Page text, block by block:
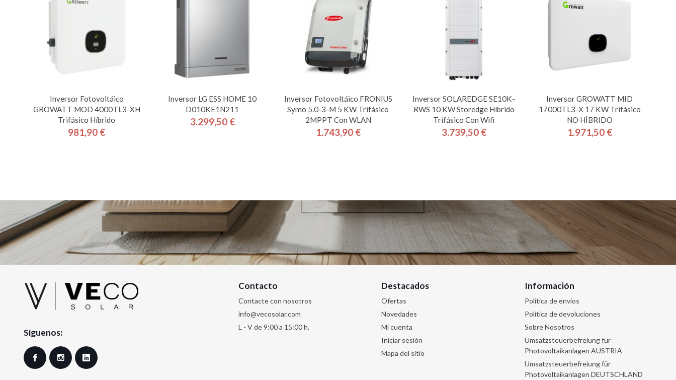
Inversor Fotovoltáico
GROWATT MOD 4000TL3-XH
Trifásico Híbrido
Precio
981,90 €
Inversor LG ESS HOME 10
D010KE1N211
Precio
3.299,50 €
Inversor Fotovoltáico FRONIUS
Symo 5.0-3-M 5 KW Trifásico
2MPPT Con WLAN
Precio
1.743,90 €
Inversor SOLAREDGE SE10K-
RWS 10 KW Storedge Híbrido
Trifásico Con Wifi
Precio
3.739,50 €
Inversor GROWATT MID
17000TL3-X 17 KW Trifásico
NO HÍBRIDO
Precio
1.971,50 €
Síguenos:
Facebook Instagram
Contacto
Contacte con nosotros
info@vecosolar.com
L - V de 9:00 a 15:00 h.
Destacados
Ofertas
Novedades
Mi cuenta
Iniciar sesión
Mapa del sitio
Información
Política de envíos
Política de devoluciones
Sobre Nosotros
Umsatzsteuerbefreiung für
Photovoltaikanlagen AUSTRIA
Umsatzsteuerbefreiung für
Photovoltaikanlagen DEUTSCHLAND